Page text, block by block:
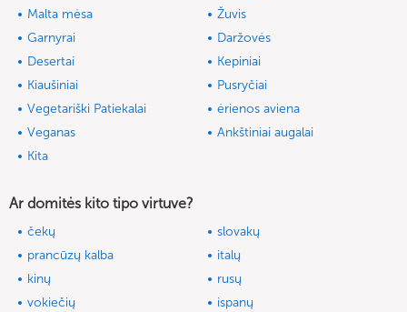
Malta mėsa
Žuvis
Garnyrai
Daržovės
Desertai
Kepiniai
Kiaušiniai
Pusryčiai
Vegetariški Patiekalai
ėrienos aviena
Veganas
Ankštiniai augalai
Kita
Ar domitės kito tipo virtuve?
čekų
slovakų
prancūzų kalba
italų
kinų
rusų
vokiečių
ispanų